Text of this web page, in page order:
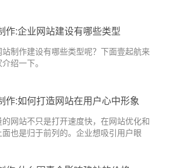
才是成功的。因而，在实践的网站制作
是差很大，那影响网站制作价格的要素是
起航搜索引擎优化简略为大家解说一
作:企业网站建设有哪些类型
站制作建设有哪些类型呢？下面壹起航来
绍一下。
作:如何打造网站在用户心中形象
的网站不只是打开速度快，在网站优化和
面也是归于前列的。企业想吸引用户眼